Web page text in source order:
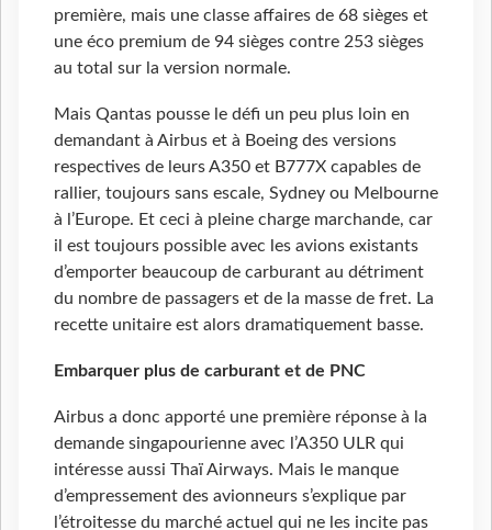
première, mais une classe affaires de 68 sièges et
une éco premium de 94 sièges contre 253 sièges
au total sur la version normale.
Mais Qantas pousse le défi un peu plus loin en
demandant à Airbus et à Boeing des versions
respectives de leurs A350 et B777X capables de
rallier, toujours sans escale, Sydney ou Melbourne
à l’Europe. Et ceci à pleine charge marchande, car
il est toujours possible avec les avions existants
d’emporter beaucoup de carburant au détriment
du nombre de passagers et de la masse de fret. La
recette unitaire est alors dramatiquement basse.
Embarquer plus de carburant et de PNC
Airbus a donc apporté une première réponse à la
demande singapourienne avec l’A350 ULR qui
intéresse aussi Thaï Airways. Mais le manque
d’empressement des avionneurs s’explique par
l’étroitesse du marché actuel qui ne les incite pas